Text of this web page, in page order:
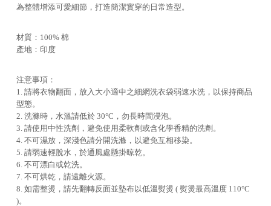
為整體增添可愛細節，打造簡潔實穿的日常造型。
材質：100% 棉
產地：印度
注意事項：
1. 請將衣物翻面，放入大小適中之細網洗衣袋弱速水洗，以保持商品
型態。
2. 洗滌時，水溫請低於 30°C，勿長時間浸泡。
3. 請使用中性洗劑，避免使用柔軟劑或含化學香精的洗劑。
4. 不可濕放，深淺色請分開洗滌，以避免互相移染。
5. 請弱速輕脫水，於通風處懸掛晾乾。
6. 不可漂白或乾洗。
7. 不可烘乾，請遠離火源。
8. 如需整燙，請先翻轉反面並墊布以低溫熨燙 ( 熨燙最高溫度 110°C
)。